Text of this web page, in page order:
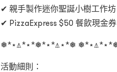
✔ 親手製作迷你聖誕小樹工作坊
✔ PizzaExpress $50 餐飲現金
❅*⋆⍋*⋆*❅*⋆*⍋⋆*❅
活動細則：